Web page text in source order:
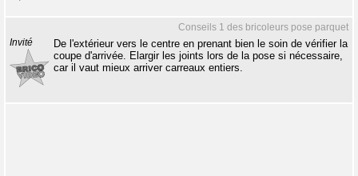
Conseils 1 des bricoleurs pose parquet
Invité
De l'extérieur vers le centre en prenant bien le soin de vérifier la
coupe d'arrivée. Elargir les joints lors de la pose si nécessaire,
car il vaut mieux arriver carreaux entiers.